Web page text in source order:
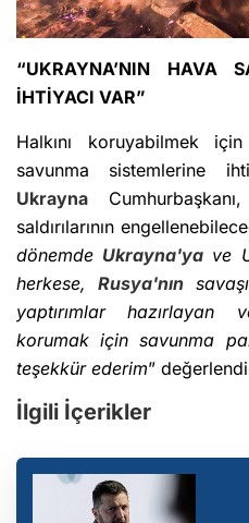
“UKRAYNA’NIN HAVA
İHTİYACI VAR”
Halkını koruyabilmek için
savunma sistemlerine
Ukrayna
saldırılarının
dönemde Ukrayna'ya ve
herkese, Rusya'nın
yaptırımlar hazırlayan
korumak için savunma
teşekkür ederim”
İlgili İçerikler